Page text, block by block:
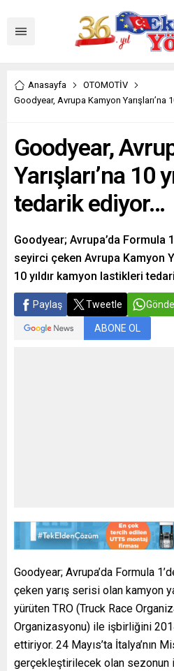
Anasayfa
OTOMOTİV
Goodyear, Avrupa Kamyon Yarışları’na
Goodyear,
Yarışları’na 10
tedarik ediyor…
Goodyear; Avrupa’da Formula
seyirci çeken Avrupa Kamyon
10 yıldır kamyon lastikleri
Paylaş Tweetle
ABONE OL
Goodyear; Avrupa’da Formula
çeken yarış serisi olan kamyon
yürüten TRO (Truck Race
Organizasyonu) ile işbirliğini
ettiriyor. 24 Mayıs’ta İtalya’nın
gerçekleştirilecek olan sezonun